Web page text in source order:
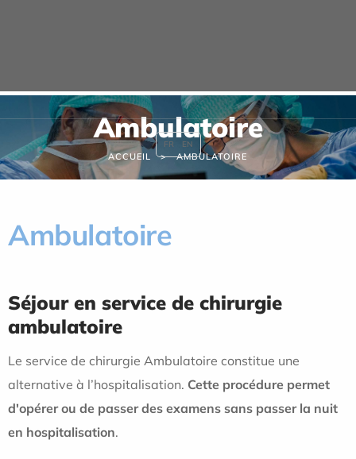
Ambulatoire
ACCUEIL AMBULATOIRE
Ambulatoire
Séjour en service de chirurgie
ambulatoire
Le service de chirurgie Ambulatoire constitue une
alternative à l’hospitalisation. Cette procédure permet
d'opérer ou de passer des examens sans passer la nuit
en hospitalisation.
FR EN